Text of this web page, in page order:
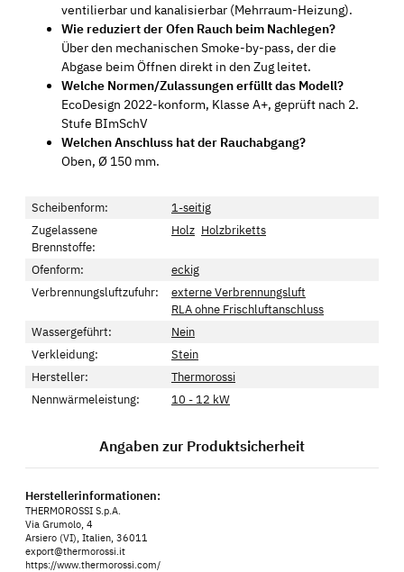
ventilierbar und kanalisierbar (Mehrraum-Heizung).
Wie reduziert der Ofen Rauch beim Nachlegen?
Über den mechanischen Smoke-by-pass, der die
Abgase beim Öffnen direkt in den Zug leitet.
Welche Normen/Zulassungen erfüllt das Modell?
EcoDesign 2022-konform, Klasse A+, geprüft nach 2.
Stufe BImSchV
Welchen Anschluss hat der Rauchabgang?
Oben, Ø 150 mm.
Scheibenform:
1-seitig
Zugelassene
Brennstoffe:
Holz Holzbriketts
Ofenform:
eckig
Verbrennungsluftzufuhr:
externe Verbrennungsluft
RLA ohne Frischluftanschluss
Wassergeführt:
Nein
Verkleidung:
Stein
Hersteller:
Thermorossi
Nennwärmeleistung:
10 - 12 kW
Angaben zur Produktsicherheit
Herstellerinformationen:
THERMOROSSI S.p.A.
Via Grumolo, 4
Arsiero (VI), Italien, 36011
export@thermorossi.it
https://www.thermorossi.com/